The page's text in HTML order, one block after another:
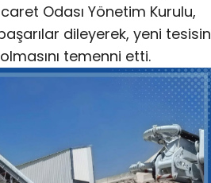
Odası Yönetim Kurulu,
dileyerek, yeni tesisin
temenni etti.